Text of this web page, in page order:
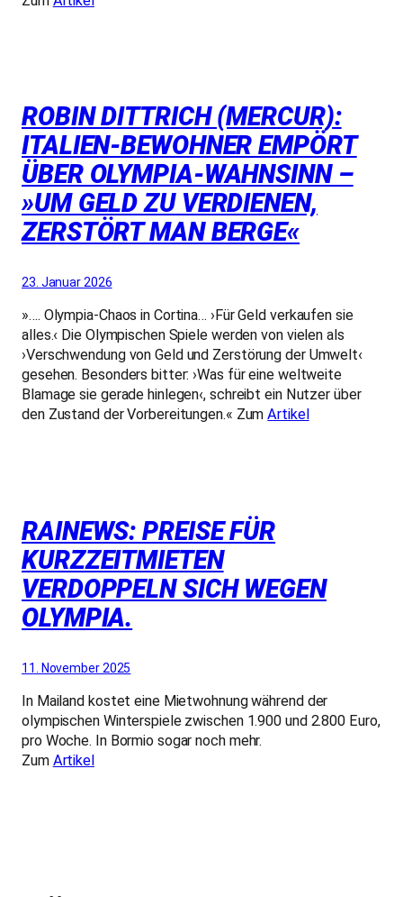
ROBIN DITTRICH (MERCUR):
ITALIEN-BEWOHNER EMPÖRT
ÜBER OLYMPIA-WAHNSINN –
»UM GELD ZU VERDIENEN,
ZERSTÖRT MAN BERGE«
23. Januar 2026
»…. Olympia-Chaos in Cortina… ›Für Geld verkaufen sie
alles.‹ Die Olympischen Spiele werden von vielen als
›Verschwendung von Geld und Zerstörung der Umwelt‹
gesehen. Besonders bitter: ›Was für eine weltweite
Blamage sie gerade hinlegen‹, schreibt ein Nutzer über
den Zustand der Vorbereitungen.« ZumArtikel
RAINEWS: PREISE FÜR
KURZZEITMIETEN
VERDOPPELN SICH WEGEN
OLYMPIA.
11. November 2025
In Mailand kostet eine Mietwohnung während der
olympischen Winterspiele zwischen 1.900 und 2.800 Euro,
pro Woche. In Bormio sogar noch mehr.
Zum Artikel